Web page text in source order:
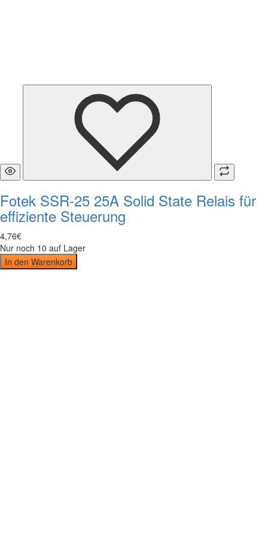
Fotek SSR-25 25A Solid State Relais für
effiziente Steuerung
4,76€
Nur noch 10 auf Lager
In den Warenkorb